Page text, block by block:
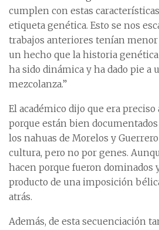
cumplen con estas
etiqueta genética. Esto se nos
trabajos anteriores tenían menor
un hecho que la historia
ha sido dinámica y ha dado pie a
mezcolanza.”
El académico dijo que era
porque están bien documentados
los nahuas de Morelos y
cultura, pero no por genes.
hacen porque fueron dominados
producto de una imposición
atrás.
Además, de esta secuenciación